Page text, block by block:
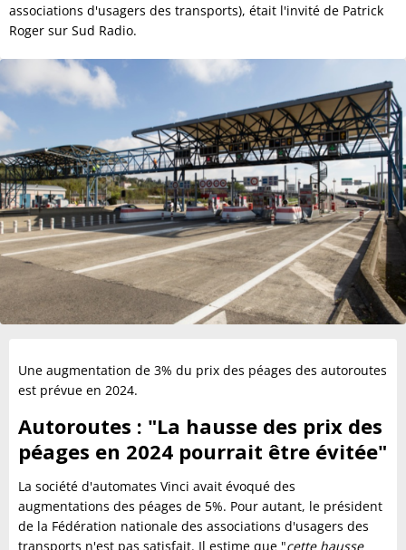
associations d'usagers des transports), était l'invité de Patrick
Roger sur Sud Radio.
Une augmentation de 3% du prix des péages des autoroutes
est prévue en 2024.
Autoroutes : "La hausse des prix des
péages en 2024 pourrait être évitée"
La société d'automates Vinci avait évoqué des
augmentations des péages de 5%. Pour autant, le président
de la Fédération nationale des associations d'usagers des
transports n'est pas satisfait. Il estime que "cette hausse